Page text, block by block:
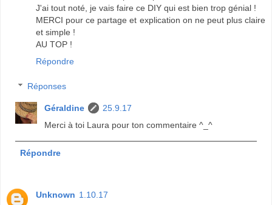
J'ai tout noté, je vais faire ce DIY qui est bien trop génial !
MERCI pour ce partage et explication on ne peut plus claire
et simple !
AU TOP !
Répondre
Réponses
Géraldine
25.9.17
Merci à toi Laura pour ton commentaire ^_^
Répondre
Unknown 1.10.17